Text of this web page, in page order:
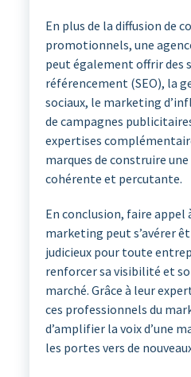
En plus de la diffusion de
promotionnels, une
peut également offrir des
référencement (SEO), la
sociaux, le marketing
de campagnes
expertises
marques de construire
cohérente et percutante.
En conclusion, faire appel
marketing peut s’avérer
judicieux pour toute
renforcer sa visibilité et
marché. Grâce à leur
ces professionnels du
d’amplifier la voix d’une
les portes vers de